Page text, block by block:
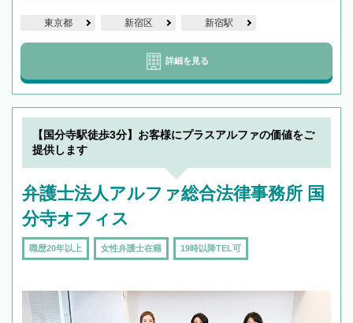
東京都 新宿区 新宿駅
詳細を見る
【国分寺駅徒歩3分】お客様にプラスアルファの価値をご
提供します
弁護士法人アルファ総合法律事務所 国
分寺オフィス
職歴20年以上 女性弁護士在籍 19時以降TEL可